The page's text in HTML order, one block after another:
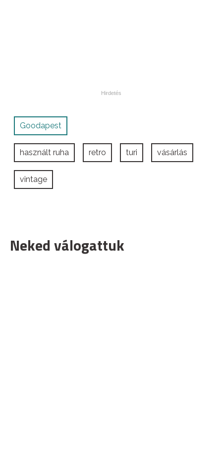
Goodapest
használt ruha retro turi vásárlás
vintage
Neked válogattuk